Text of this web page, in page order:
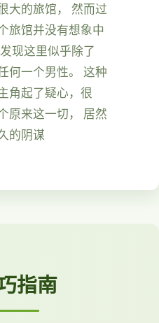
大的旅馆， 然而过
旅馆并没有想象中
现这里似乎除了
何一个男性。 这种
角起了疑心，很
原来这一切， 居然
的阴谋
指南